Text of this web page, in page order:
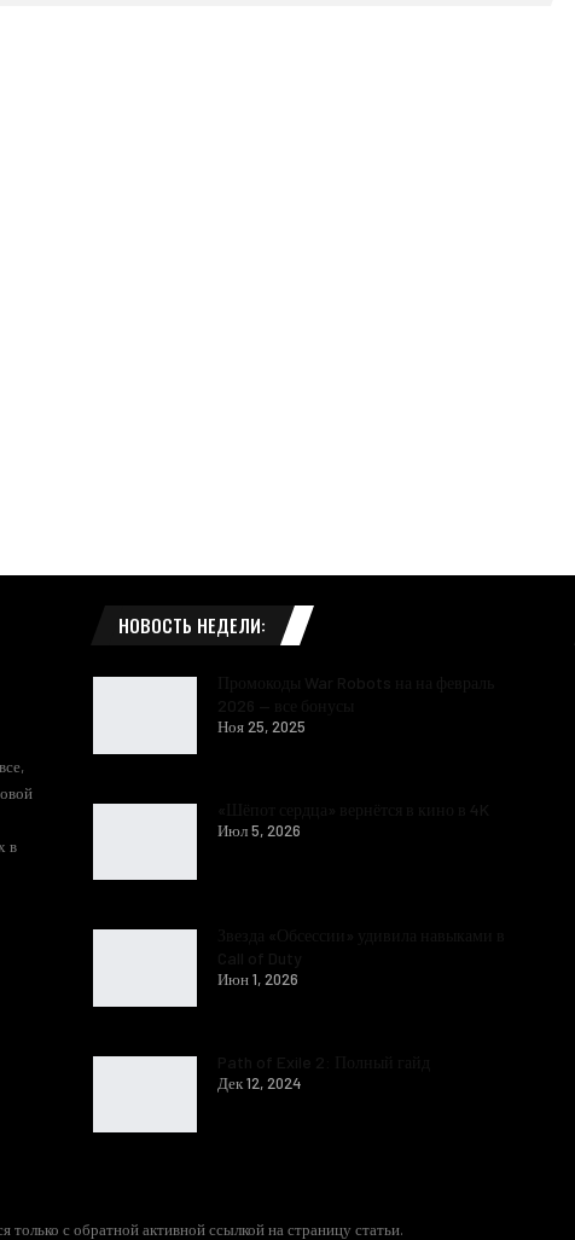
в
НОВОСТЬ НЕДЕЛИ:
Ноя 25, 2025
Июл 5, 2026
Июн 1, 2026
Дек 12, 2024
с обратной активной ссылкой на страницу статьи.